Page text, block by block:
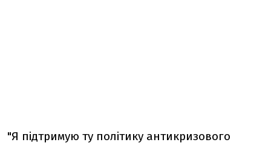
"Я підтримую ту політику антикризового